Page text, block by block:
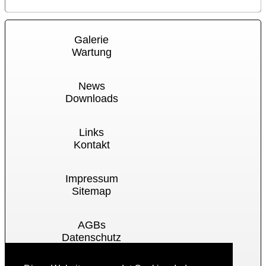
Galerie
Wartung
News
Downloads
Links
Kontakt
Impressum
Sitemap
AGBs
Datenschutz